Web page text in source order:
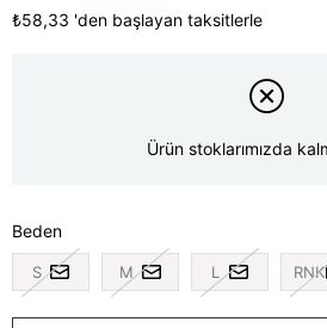
₺58,33 'den başlayan taksitlerle
Ürün stoklarımızda
Beden
S M L RNK